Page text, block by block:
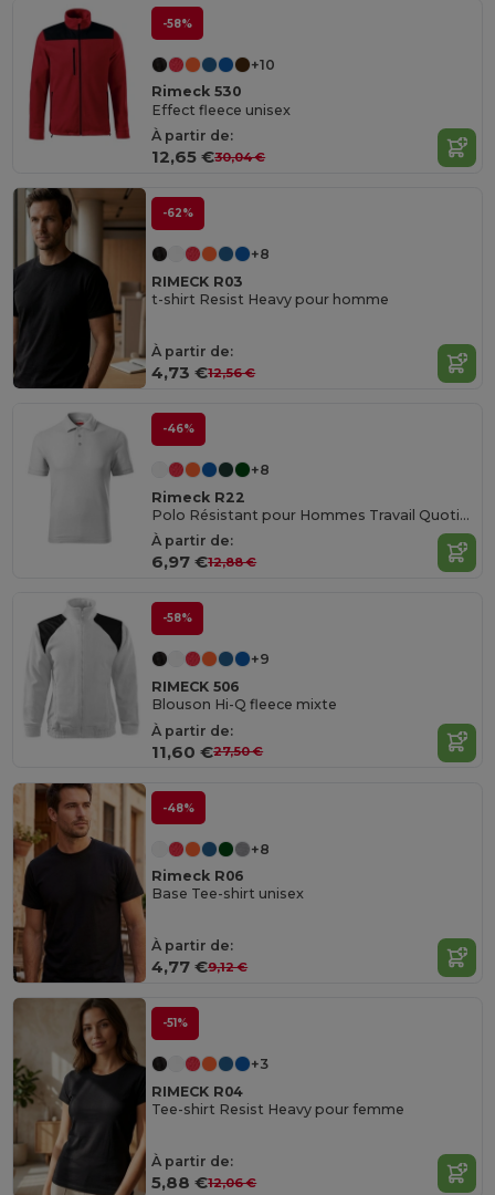
-58%
+10
Rimeck 530
Effect fleece unisex
À partir de:
12,65 €30,04 €
-62%
+8
RIMECK R03
t-shirt Resist Heavy pour homme
À partir de:
4,73 €12,56 €
-46%
+8
Rimeck R22
Polo Résistant pour Hommes Travail Quotidien
À partir de:
6,97 €12,88 €
-58%
+9
RIMECK 506
Blouson Hi-Q fleece mixte
À partir de:
11,60 €27,50 €
-48%
+8
Rimeck R06
Base Tee-shirt unisex
À partir de:
4,77 €9,12 €
-51%
+3
RIMECK R04
Tee-shirt Resist Heavy pour femme
À partir de:
5,88 €12,06 €